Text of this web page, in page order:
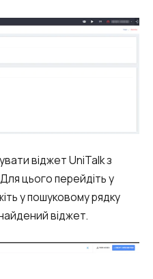
бізнесу
віджет UniTalk з
цього перейдіть у
у пошуковому рядку
віджет.